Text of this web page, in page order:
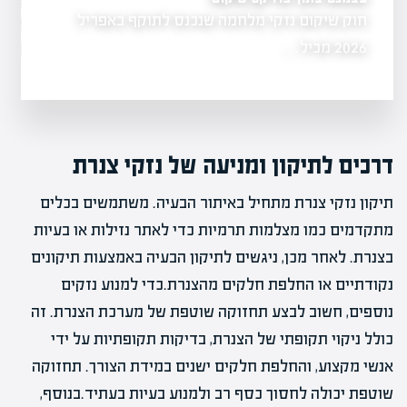
התביעה
חוק שיקום נזקי מלחמה שנכנס לתוקף באפריל
2026 מכיל…
דרכים לתיקון ומניעה של נזקי צנרת
תיקון נזקי צנרת מתחיל באיתור הבעיה. משתמשים בכלים
מתקדמים כמו מצלמות תרמיות כדי לאתר נזילות או בעיות
בצנרת. לאחר מכן, ניגשים לתיקון הבעיה באמצעות תיקונים
נקודתיים או החלפת חלקים מהצנרת.כדי למנוע נזקים
נוספים, חשוב לבצע תחזוקה שוטפת של מערכת הצנרת. זה
כולל ניקוי תקופתי של הצנרת, בדיקות תקופתיות על ידי
אנשי מקצוע, והחלפת חלקים ישנים במידת הצורך. תחזוקה
שוטפת יכולה לחסוך כסף רב ולמנוע בעיות בעתיד.בנוסף,